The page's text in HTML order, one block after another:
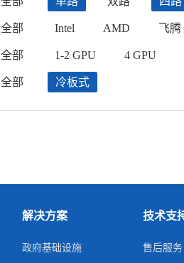
全部 Intel AMD 飞腾
全部 1-2 GPU 4 GPU
全部 冷板式
解决方案
政府基础设施
技术支
售后服务